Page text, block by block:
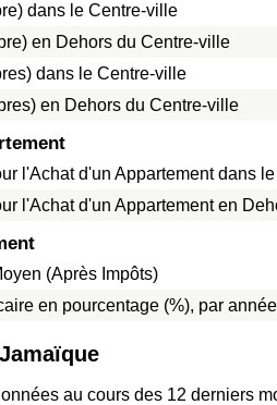
dans le Centre-ville
en Dehors du Centre-ville
dans le Centre-ville
en Dehors du Centre-ville
l'Achat d'un Appartement dans
l'Achat d'un Appartement en
(Après Impôts)
en pourcentage (%), par
au cours des 12 derniers